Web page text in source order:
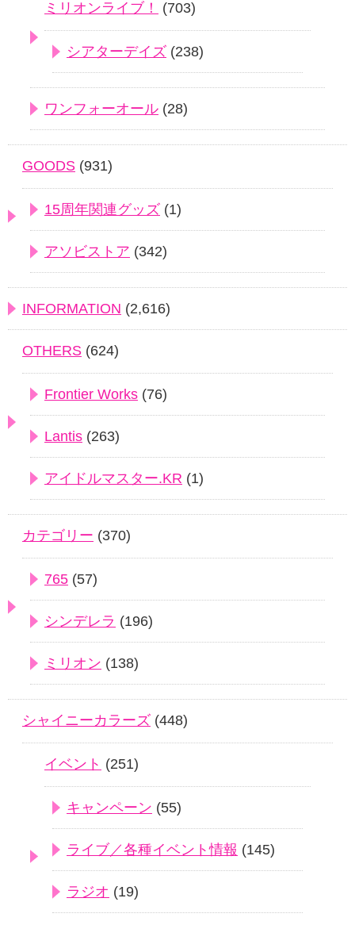
ミリオンライブ！ (703)
シアターデイズ (238)
ワンフォーオール (28)
GOODS (931)
15周年関連グッズ (1)
アソビストア (342)
INFORMATION (2,616)
OTHERS (624)
Frontier Works (76)
Lantis (263)
アイドルマスター.KR (1)
カテゴリー (370)
765 (57)
シンデレラ (196)
ミリオン (138)
シャイニーカラーズ (448)
イベント (251)
キャンペーン (55)
ライブ／各種イベント情報 (145)
ラジオ (19)